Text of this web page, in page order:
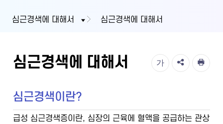
심근경색에 대해서 심근경색에 대해서
심근경색에 대해서 가
심근경색이란?
급성 심근경색증이란, 심장의 근육에 혈액을 공급하는 관상